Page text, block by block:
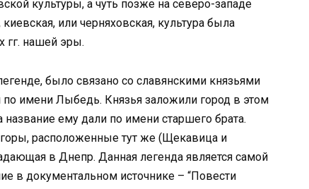
культуры, а чуть позже на северо-западе
или черняховская, культура была
гг. нашей эры.
было связано со славянскими князьями
имени Лыбедь. Князья заложили город в этом
ему дали по имени старшего брата.
расположенные тут же (Щекавица и
в Днепр. Данная легенда является самой
в документальном источнике – “Повести